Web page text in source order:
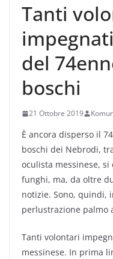
Tanti
del
boschi
21 Ottobre 2019
È ancora disperso il
boschi dei Nebrodi,
oculista messinese,
funghi, ma, da oltre
notizie. Sono, quindi,
perlustrazione palmo
Tanti volontari
messinese. In prima